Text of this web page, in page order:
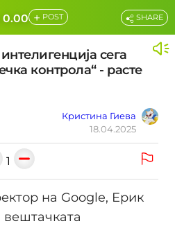
0.00 + POST
сега
контрола“ - расте
Кристина Гиева
18.04.2025
SHARE
1
на Google, Ерик